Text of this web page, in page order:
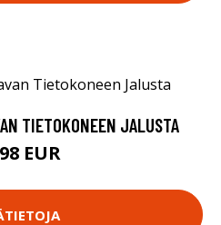
TIETOKONEEN JALUSTA
EUR